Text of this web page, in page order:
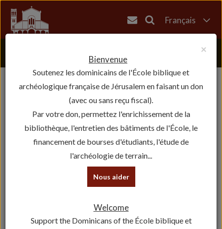
Français
עברית
×
Bienvenue
Soutenez les dominicains de l'École biblique et
archéologique française de Jérusalem en faisant un don
(avec ou sans reçu fiscal).
Par votre don, permettez l'enrichissement de la
bibliothèque, l'entretien des bâtiments de l'École, le
financement de bourses d'étudiants, l'étude de
l'archéologie de terrain...
Nous aider
Welcome
Support the Dominicans of the École biblique et